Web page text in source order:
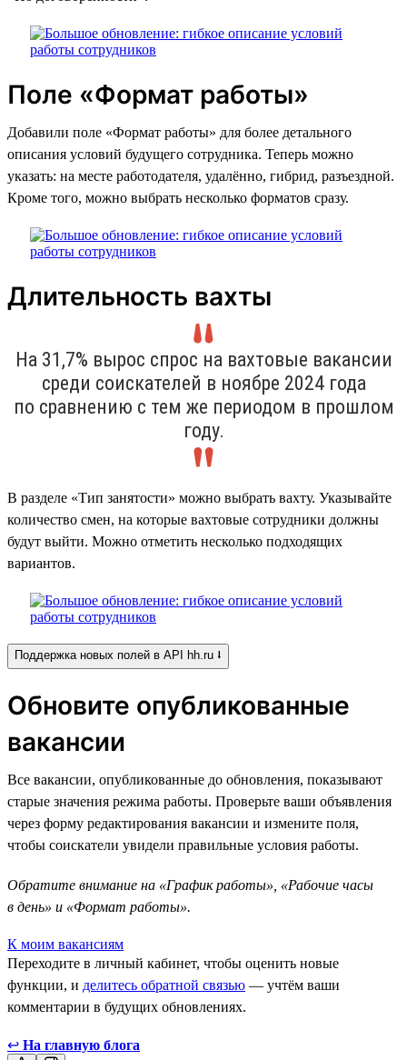
Поле «Формат работы»
Добавили поле «Формат работы» для более детального
описания условий будущего сотрудника. Теперь можно
указать: на месте работодателя, удалённо, гибрид, разъездной.
Кроме того, можно выбрать несколько форматов сразу.
Длительность вахты
На 31,7% вырос спрос на вахтовые вакансии
среди соискателей в ноябре 2024 года
по сравнению с тем же периодом в прошлом
году.
В разделе «Тип занятости» можно выбрать вахту. Указывайте
количество смен, на которые вахтовые сотрудники должны
будут выйти. Можно отметить несколько подходящих
вариантов.
Поддержка новых полей в API hh.ru ⭣
Обновите опубликованные
вакансии
Все вакансии, опубликованные до обновления, показывают
старые значения режима работы. Проверьте ваши объявления
через форму редактирования вакансии и измените поля,
чтобы соискатели увидели правильные условия работы.
Обратите внимание на «График работы», «Рабочие часы
в день» и «Формат работы».
К моим вакансиям
Переходите в личный кабинет, чтобы оценить новые
функции, и делитесь обратной связью — учтём ваши
комментарии в будущих обновлениях.
↩ На главную блога